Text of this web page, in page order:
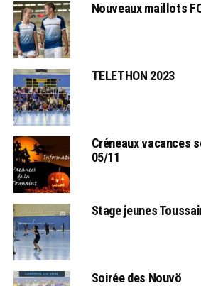
Nouveaux maillots
TELETHON 2023
Créneaux vacances
05/11
Stage jeunes
Soirée des Nouvö